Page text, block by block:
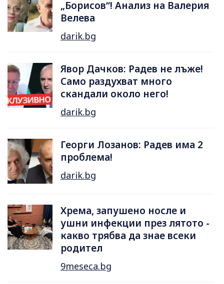
„Борисов“! Анализ на Валерия
Велева
darik.bg
Явор Дачков: Радев не лъже!
Само раздухват много
скандали около него!
darik.bg
Георги Лозанов: Радев има 2
проблема!
darik.bg
Хрема, запушено носле и
ушни инфекции през лятотo -
какво трябва да знае всеки
родител
9meseca.bg